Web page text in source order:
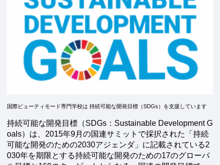
国際ビューティモード専門学校は 持続可能な開発目標（SDGs）を支援しています
持続可能な開発目標（SDGs：Sustainable Development G
oals）は、2015年9月の国連サミットで採択された「持続
可能な開発のための2030アジェンダ」に記載されている2
030年を期限とする持続可能な開発のための17のグローバ